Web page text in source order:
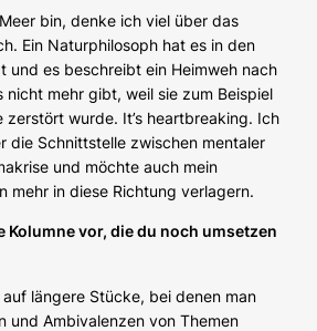
bin, denke ich viel über das
Ein Naturphilosoph hat es in den
und es beschreibt ein Heimweh nach
nicht mehr gibt, weil sie zum Beispiel
zerstört wurde. It’s heartbreaking. Ich
die Schnittstelle zwischen mentaler
und möchte auch mein
mehr in diese Richtung verlagern.
Kolumne vor, die du noch umsetzen
längere Stücke, bei denen man
und Ambivalenzen von Themen